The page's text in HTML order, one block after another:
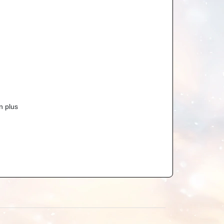
plus